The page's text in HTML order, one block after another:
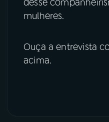
mulheres.
Ouça a entrevista
acima.